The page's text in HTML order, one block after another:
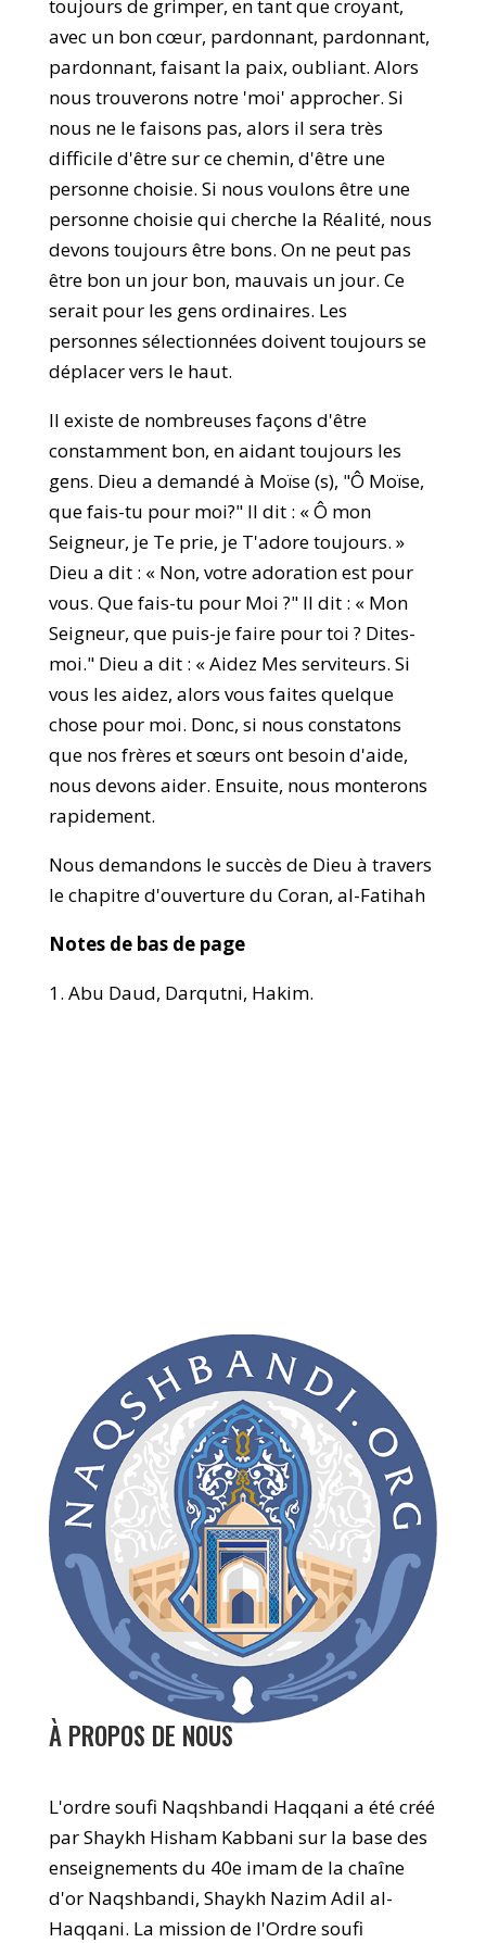
toujours de grimper, en tant que croyant,
avec un bon cœur, pardonnant, pardonnant,
pardonnant, faisant la paix, oubliant. Alors
nous trouverons notre 'moi' approcher. Si
nous ne le faisons pas, alors il sera très
difficile d'être sur ce chemin, d'être une
personne choisie. Si nous voulons être une
personne choisie qui cherche la Réalité, nous
devons toujours être bons. On ne peut pas
être bon un jour bon, mauvais un jour. Ce
serait pour les gens ordinaires. Les
personnes sélectionnées doivent toujours se
déplacer vers le haut.
Il existe de nombreuses façons d'être
constamment bon, en aidant toujours les
gens. Dieu a demandé à Moïse (s), "Ô Moïse,
que fais-tu pour moi?" Il dit : « Ô mon
Seigneur, je Te prie, je T'adore toujours. »
Dieu a dit : « Non, votre adoration est pour
vous. Que fais-tu pour Moi ?" Il dit : « Mon
Seigneur, que puis-je faire pour toi ? Dites-
moi." Dieu a dit : « Aidez Mes serviteurs. Si
vous les aidez, alors vous faites quelque
chose pour moi. Donc, si nous constatons
que nos frères et sœurs ont besoin d'aide,
nous devons aider. Ensuite, nous monterons
rapidement.
Nous demandons le succès de Dieu à travers
le chapitre d'ouverture du Coran, al-Fatihah
Notes de bas de page
1. Abu Daud, Darqutni, Hakim.
À PROPOS DE NOUS
L'ordre soufi Naqshbandi Haqqani a été créé
par Shaykh Hisham Kabbani sur la base des
enseignements du 40e imam de la chaîne
d'or Naqshbandi, Shaykh Nazim Adil al-
Haqqani. La mission de l'Ordre soufi